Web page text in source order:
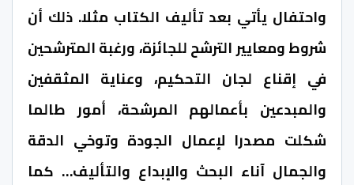
واحتفال يأتي بعد تأليف الكتاب مثلا. ذلك أن
شروط ومعايير الترشح للجائزة، ورغبة المترشحين
في إقناع لجان التحكيم، وعناية المثقفين
والمبدعين بأعمالهم المرشحة، أمور طالما
شكلت مصدرا لإعمال الجودة وتوخي الدقة
والجمال آناء البحث والإبداع والتأليف… كما